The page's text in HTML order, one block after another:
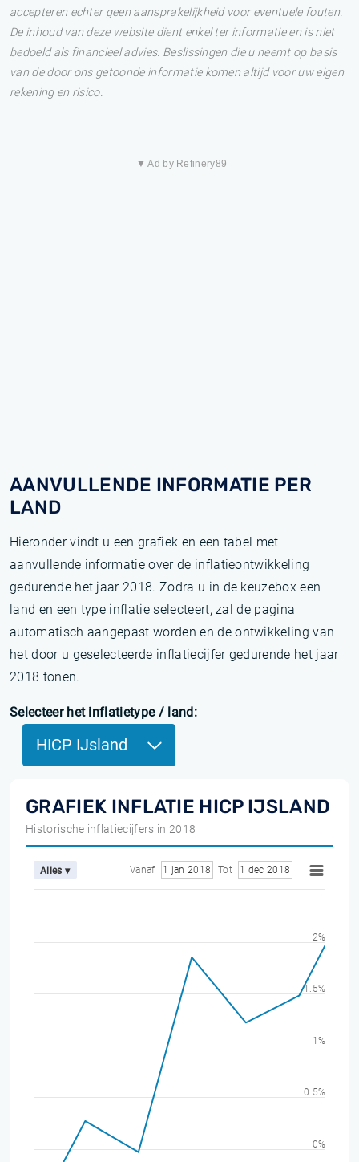
accepteren echter geen aansprakelijkheid voor eventuele fouten.
De inhoud van deze website dient enkel ter informatie en is niet
bedoeld als financieel advies. Beslissingen die u neemt op basis
van de door ons getoonde informatie komen altijd voor uw eigen
rekening en risico.
▼ Ad by Refinery89
AANVULLENDE INFORMATIE PER
LAND
Hieronder vindt u een grafiek en een tabel met
aanvullende informatie over de inflatieontwikkeling
gedurende het jaar 2018. Zodra u in de keuzebox een
land en een type inflatie selecteert, zal de pagina
automatisch aangepast worden en de ontwikkeling van
het door u geselecteerde inflatiecijfer gedurende het jaar
2018 tonen.
Selecteer het inflatietype / land:
HICP IJsland
GRAFIEK INFLATIE HICP IJSLAND
Historische inflatiecijfers in 2018
Alles ▾ Vanaf 1 jan 2018 Tot 1 dec 2018
0%
0.5%
1%
1.5%
2%